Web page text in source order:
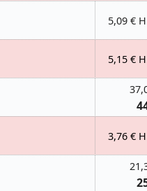
5,09 €
5,15 €
3,76 €